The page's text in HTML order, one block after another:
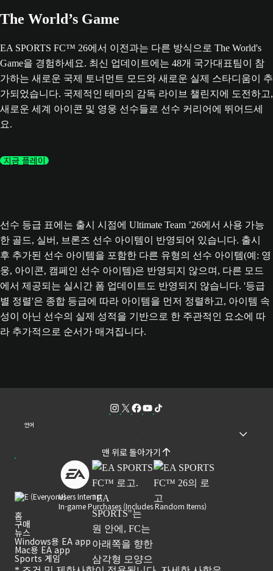
The World’s Game
EA SPORTS FC™ 26에서 이전과는 다른 방식으로 The World's
Game을 경험하세요. 최신 업데이트에는 48개 국가대표팀이 참
가하는 새로운 국제 토너먼트 모드와 새로운 실제 스타디움이 추
가되었습니다. 국제적인 테마의 감독 라이브 챌린지에 도전하고,
새로운 세계 아이콘 및 영웅 선수들로 선수 커리어에 뛰어드세
요.
지금 플레이
선수 등급 표에는 출시 시점에 Ultimate Team ’26에서 사용 가능
한 골드, 실버, 브론즈 선수 아이템이 반영되어 있습니다. 출시
후 추가된 선수 아이템을 포함한 다른 유형의 선수 아이템(예: 영
웅, 아이콘, 캠페인 선수 아이템)은 반영되지 않으며, 다른 모드
에서 제공되는 실시간 폼 업데이트도 반영되지 않습니다. '등급
별 정렬'은 종합 등급에 따라 아이템을 먼저 정렬하고, 아이템 속
성이 아닌 선수의 실제 성적을 기반으로 한 주관적인 요소에 따
라 추가적으로 순서가 매겨집니다.
언어
맨 위로 돌아가기
Users Interact
In-game Purchases (Includes Random Items)
홈
구매
뉴스
Windows용 EA app
Mac용 EA app
Sports 게임